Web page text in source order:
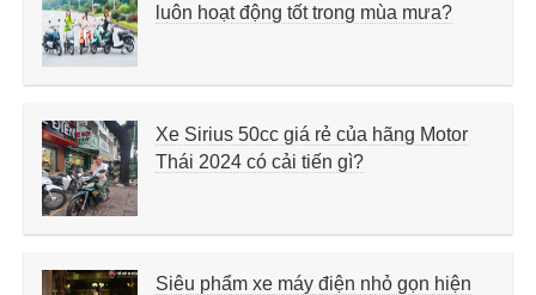
luôn hoạt động tốt trong mùa mưa?
Xe Sirius 50cc giá rẻ của hãng Motor
Thái 2024 có cải tiến gì?
Siêu phẩm xe máy điện nhỏ gọn hiện